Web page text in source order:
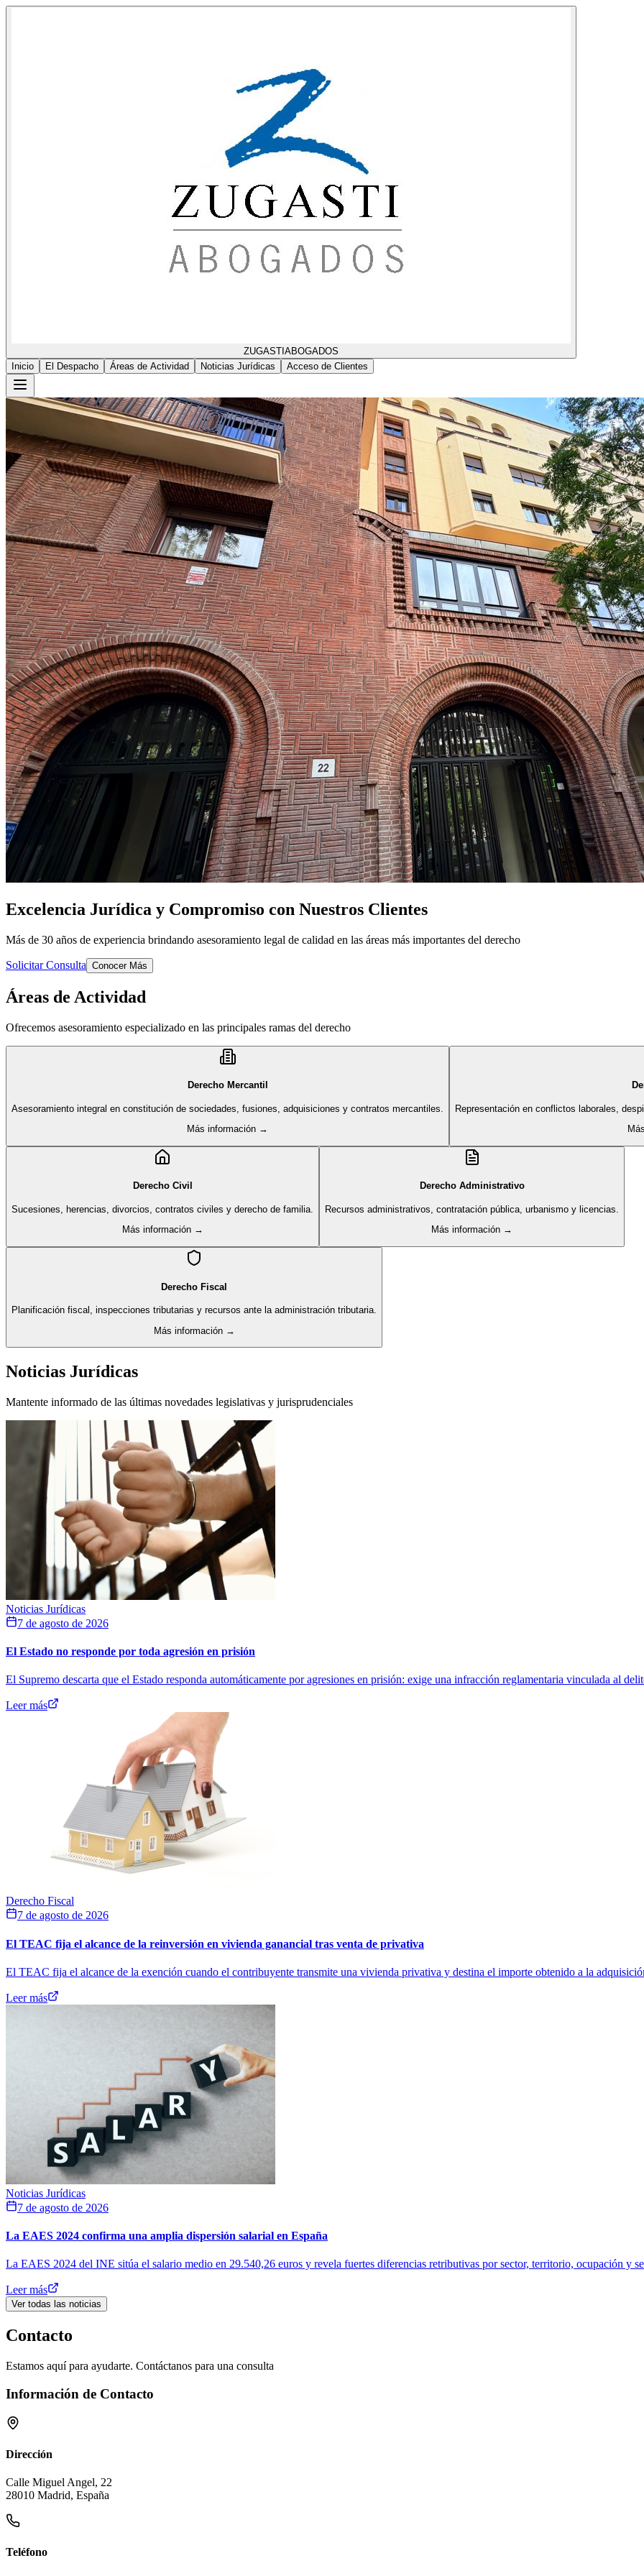
ZUGASTI ABOGADOS
Inicio
El Despacho Áreas de Actividad Noticias Jurídicas Acceso de Clientes
Excelencia Jurídica y Compromiso con Nuestros Clientes
Más de 30 años de experiencia brindando asesoramiento legal de calidad en las áreas más importantes del derecho
Solicitar Consulta Conocer Más
Áreas de Actividad
Ofrecemos asesoramiento especializado en las principales ramas del derecho
Derecho Mercantil
Asesoramiento integral en constitución de sociedades, fusiones, adquisiciones y contratos mercantiles.
Más información →
Representación en conflictos laborales,
Derecho Civil
Sucesiones, herencias, divorcios, contratos civiles y derecho de familia.
Más información →
Derecho Administrativo
Recursos administrativos, contratación pública, urbanismo y licencias.
Más información →
Derecho Fiscal
Planificación fiscal, inspecciones tributarias y recursos ante la administración tributaria.
Más información →
Noticias Jurídicas
Mantente informado de las últimas novedades legislativas y jurisprudenciales
Noticias Jurídicas
7 de agosto de 2026
El Estado no responde por toda agresión en prisión
El Supremo descarta que el Estado responda automáticamente por agresiones en prisión: exige una infracción reglamentaria vinculada al
Leer más
Derecho Fiscal
7 de agosto de 2026
El TEAC fija el alcance de la reinversión en vivienda ganancial tras venta de privativa
El TEAC fija el alcance de la exención cuando el contribuyente transmite una vivienda privativa y destina el importe obtenido a la
Leer más
Noticias Jurídicas
7 de agosto de 2026
La EAES 2024 confirma una amplia dispersión salarial en España
La EAES 2024 del INE sitúa el salario medio en 29.540,26 euros y revela fuertes diferencias retributivas por sector, territorio, ocupación y
Leer más
Ver todas las noticias
Contacto
Estamos aquí para ayudarte. Contáctanos para una consulta
Información de Contacto
Dirección
Calle Miguel Angel, 22
28010 Madrid, España
Teléfono